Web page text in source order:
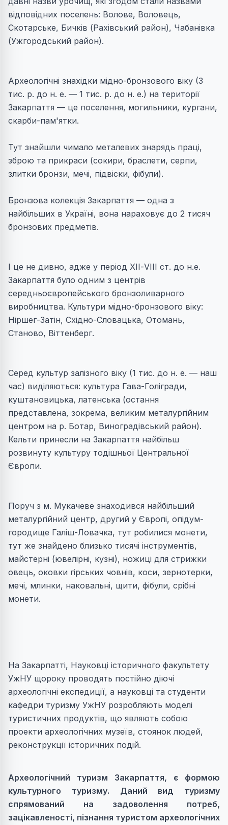
відповідних поселень: Волове, Воловець,
Скотарське, Бичків (Рахівський район), Чабанiвка
(Ужгородський район).
Археологiчнi знахiдки мiдно-бронзового вiку (3
тис. р. до н. е. — 1 тис. р. до н. е.) на територiї
Закарпаття — це поселення, могильники, кургани,
скарби-пам'ятки.
Тут знайшли чимало металевих знарядь праці,
зброю та прикраси (сокири, браслети, серпи,
злитки бронзи, мечі, підвіски, фібули).
Бронзова колекція Закарпаття — одна з
найбільших в Україні, вона нараховує до 2 тисяч
бронзових предметів.
І це не дивно, адже у період ХІІ-VІІІ ст. до н.е.
Закарпаття було одним з центрів
середньоєвропейського бронзоливарного
виробництва. Культури мiдно-бронзового вiку:
Нiршег-Затiн, Схiдно-Словацька, Отомань,
Станово, Вiттенберг.
Серед культур залізного віку (1 тис. до н. е. — наш
час) виділяються: культура Гава-Голiгради,
куштановицька, латенська (остання
представлена, зокрема, великим металургiйним
центром на р. Ботар, Виноградiвський район).
Кельти принесли на Закарпаття найбiльш
розвинуту культуру тодiшньої Центральної
Європи.
Поруч з м. Мукачеве знаходився найбiльший
металургiйний центр, другий у Європi, опiдум-
городище Галiш-Ловачка, тут робилися монети,
тут же знайдено близько тисячі iнструментiв,
майстернi (ювелiрнi, кузнi), ножицi для стрижки
овець, оковки гiрських човнiв, коси, зернотерки,
мечi, млинки, наковальнi, щити, фiбули, срiбнi
монети.
На Закарпатті, Науковці історичного факультету
УжНУ щороку проводять постійно діючі
археологічні експедиції, а науковці та студенти
кафедри туризму УжНУ розробляють моделі
туристичних продуктів, що являють собою
проекти археологічних музеїв, стоянок людей,
реконструкції історичних подій.
Археологічний туризм Закарпаття, є формою
культурного туризму. Даний вид туризму
спрямований на задоволення потреб,
зацікавленості, пізнання туристом археологічних